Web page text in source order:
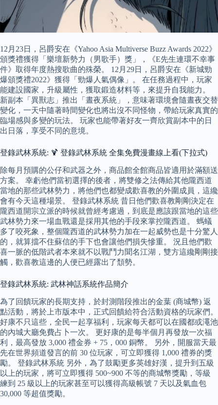
12月23日，呂爵安在《Yahoo Asia Multiverse Buzz Awards 2022》
頒獎禮獲得「樂壇新勢力（男歌手）獎」，《E先生連環不幸事
件》取得年度熱搜歌曲的殊榮。 12月29日，呂爵安在《新城勁
爆頒獎禮2022》獲得「勁爆人氣偶像」。 在任務過程中，玩家
能建設國家，升級屬性，獲取鍛造材料等，來提升自我能力。
新副本「異獸志」推出「晝夜系統」，意味著環境會隨晝夜交替
變化，一天中隨著時間變化也將出沒不同怪物，帶給玩家真實的
臨場感與多變的玩法。 玩家也能帶著好友一齊欣賞副本中的日
出日落，享受不同的意境。
登錄武林系統: 🍹 登錄武林系統 全集免費漫畫線上看(下拉式)
除每月預購的公仔和武器之外，商品館全館商品皆適用於滿額送
方案。 幸虧他們當初選擇的後者，將雙修之法傳給其他隴西道
當地的那些武林勢力，將他們也都變成歡喜教的外圍成員，這纔
會有今天這種場景。 登錄武林系統 昔日他們歡喜教剛剛決定在
隴西道開宗立派的時候就曾經考慮過，到底是應該跟當地的這些
武林勢力來一場血戰還是採用其他的手段來掌控隴西道。 螞蟻
多了咬死象，整個隴西道的武林勢力加在一起威勢也是十分驚人
的，就算擋不住蘇信的手下也會讓他們損失慘重。 況且他們歡
喜一脈的低階武者本來就不以戰鬥力聞名江湖，雙方這纔剛剛接
觸，歡喜教這邊的人便已經露出了頹勢。
登錄武林系統: 武林神話系統作品簡介
為了回饋玩家的長期支持，於封測階段推出的金葉 (商城幣) 返
點活動，將於上市版本中，正式回饋給符合活動資格的玩家們。
好康不只這些，全民一起享福利，玩家每天都可以在國都或澠池
的內城大廳免費占卜一次。 更好康的是每半個月再發放一次福
利，最高發放 3,000 禮金券 + 75，000 銅幣。 另外，開服當天最
先在世界頻道發言的前 30 位玩家，可立即獲得 1,000 禮券的獎
勵。 登錄武林系統 另外，為了鼓勵更多英雄好漢，提升到五級
以上的玩家，將可立即獲得 500~900 不等的商城幣獎勵，等級
練到 25 級以上的玩家甚至可以獲得高級帳號 7 天以及氣血包
30,000 等超值獎勵。